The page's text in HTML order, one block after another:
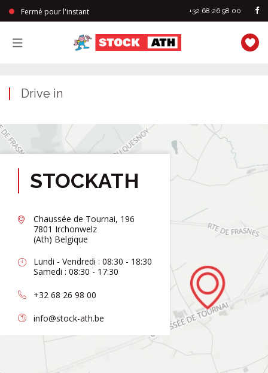
Fermé pour l'instant +32 68 26 98 00
Drive in
STOCKATH
Chaussée de Tournai, 196
7801 Irchonwelz
(Ath) Belgique
Lundi - Vendredi : 08:30 - 18:30
Samedi : 08:30 - 17:30
+32 68 26 98 00
info@stock-ath.be